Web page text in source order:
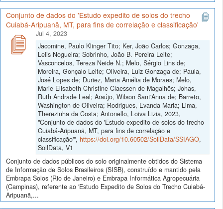
Conjunto de dados do 'Estudo expedito de solos do trecho
Cuiabá-Aripuanã, MT, para fins de correlação e classificação'
Jul 4, 2023
Jacomine, Paulo Klinger Tito; Ker, João Carlos; Gonzaga,
Lelis Nogueira; Sobrinho, João B. Pereira Leite;
Vasconcelos, Tereza Neide N.; Melo, Sérgio Lins de;
Moreira, Gonçalo Leite; Oliveira, Luiz Gonzaga de; Paula,
José Lopes de; Duriez, Maria Amélia de Moraes; Melo,
Marie Elisabeth Christine Claessen de Magalhẽs; Johas,
Ruth Andrade Leal; Araújo, Wilson Sant'Anna de; Barreto,
Washington de Oliveira; Rodrigues, Evanda Maria; Lima,
Therezinha da Costa; Antonello, Loiva Lizia, 2023,
"Conjunto de dados do 'Estudo expedito de solos do trecho
Cuiabá-Aripuanã, MT, para fins de correlação e
classificação'", https://doi.org/10.60502/SoilData/SSIAGO,
SoilData, V1
Conjunto de dados públicos do solo originalmente obtidos do Sistema
de Informação de Solos Brasileiros (SISB), construído e mantido pela
Embrapa Solos (Rio de Janeiro) e Embrapa Informática Agropecuária
(Campinas), referente ao 'Estudo Expedito de Solos do Trecho Cuiabá-
Aripuanã,...